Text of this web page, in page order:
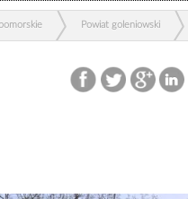
Powiat goleniowski